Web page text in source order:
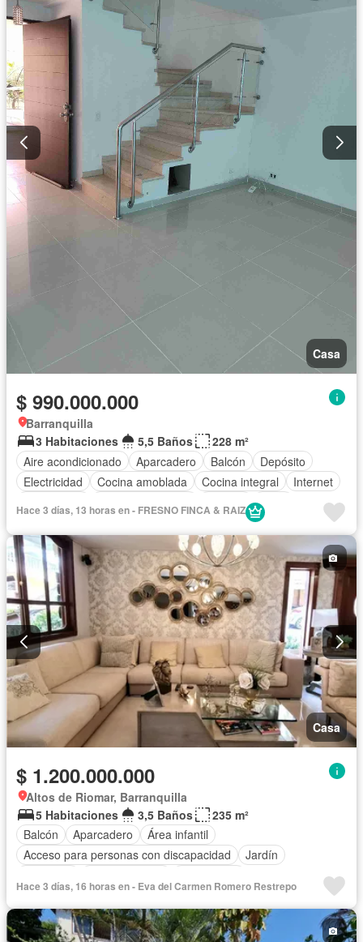
Casa
$ 990.000.000
Barranquilla
3 Habitaciones
5,5 Baños
228 m²
Aire acondicionado
Aparcadero Balcón
Depósito
Electricidad
Cocina amoblada Cocina integral
Internet
Agua
Vigilante
Acceso para personas con discapacidad
Jardín
Estudio
Gimnasio
Caseta de vigilancia
Barbecue
Seguridad privada
Piscina Wifi
Permite mascotas
Permite niños
Hace 3 días, 13 horas en - FRESNO FINCA & RAIZ
Casa
$ 1.200.000.000
Altos de Riomar, Barranquilla
5 Habitaciones
3,5 Baños
235 m²
Balcón
Aparcadero
Área infantil
Acceso para personas con discapacidad
Jardín
Seguridad privada
Cuarto de servicio Piscina
Agua
Patio
Hace 3 días, 16 horas en - Eva del Carmen Romero Restrepo